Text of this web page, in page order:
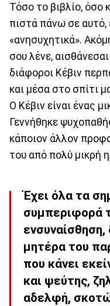
Τόσο το βιβλίο, όσο
πιστά πάνω σε αυτό,
«ανησυχητικά».
σου λένε,
διάφοροι Κέβιν
και μέσα στο σπίτι
Ο Κέβιν είναι ένας
Γεννήθηκε
κάποιον άλλον
του από πολύ μικρή
Έχει όλα τα
συμπεριφορά
μητέρα του
που κάνει
και ψεύτης,
αδελφή,